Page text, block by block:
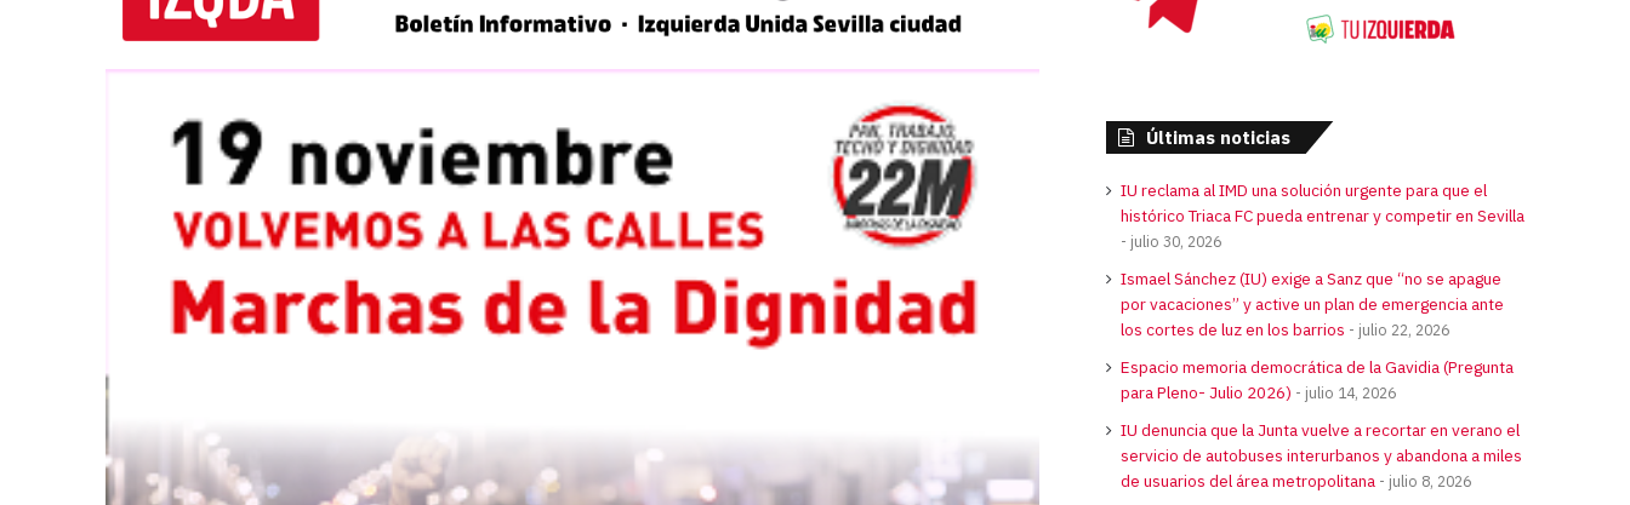
Últimas noticias
IU reclama al IMD una solución urgente para que el
histórico Triaca FC pueda entrenar y competir en Sevilla
julio 30, 2026
Ismael Sánchez (IU) exige a Sanz que “no se apague
por vacaciones” y active un plan de emergencia ante
los cortes de luz en los barrios
julio 22, 2026
Espacio memoria democrática de la Gavidia (Pregunta
para Pleno- Julio 2026)
julio 14, 2026
IU denuncia que la Junta vuelve a recortar en verano el
servicio de autobuses interurbanos y abandona a miles
de usuarios del área metropolitana
julio 8, 2026